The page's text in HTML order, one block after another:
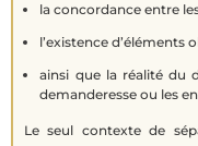
la concordance entre
l’existence d’éléments
ainsi que la réalité du
demanderesse ou les
Le seul contexte de